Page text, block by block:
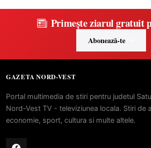
Primește ziarul gratuit
Abonează-te
GAZETA NORD-VEST
Portal multimedia de stiri pentru judetul
Nord-Vest TV - televiziunea locala. Stiri de
economie, sport, cultura si multe altele.